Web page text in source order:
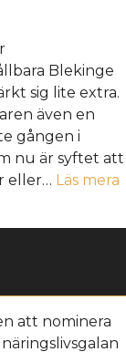
Blekinge
sig lite extra.
även en
gången i
nu är syftet att
eller… Läs mera
att nominera